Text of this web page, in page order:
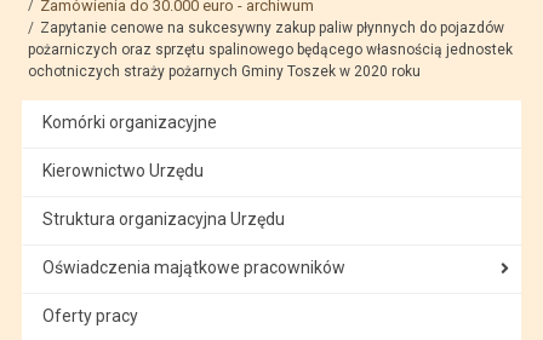
Zamówienia do 30.000 euro - archiwum
Zapytanie cenowe na sukcesywny zakup paliw płynnych do pojazdów
pożarniczych oraz sprzętu spalinowego będącego własnością jednostek
ochotniczych straży pożarnych Gminy Toszek w 2020 roku
Komórki organizacyjne
Kierownictwo Urzędu
Struktura organizacyjna Urzędu
Oświadczenia majątkowe pracowników
Oferty pracy